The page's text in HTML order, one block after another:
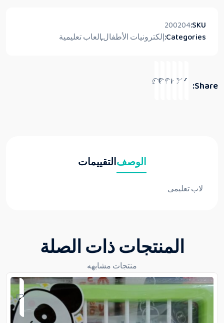
SKU:
200204
Categories:إلكترونيات الأطفال,العاب تعليمية
Share:
الوصفالتقييمات
لاب تعليمى
المنتجات ذات الصلة
منتجات مشابهه